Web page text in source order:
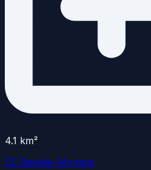
4.1 km²
CC Bassée-Montois